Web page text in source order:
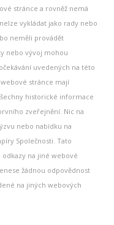
stránce a rovněž nemá
vykládat jako rady nebo
neměli provádět
nebo vývoj mohou
uvedených na této
stránce mají
historické informace
zveřejnění. Nic na
nebo nabídku na
Společnosti. Tato
na jiné webové
žádnou odpovědnost
na jiných webových